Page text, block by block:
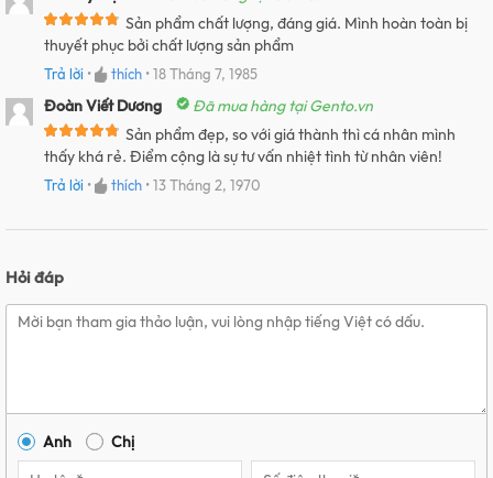
Sản phẩm chất lượng, đáng giá. Mình hoàn toàn bị
thuyết phục bởi chất lượng sản phẩm
Trả lời • thích •18 Tháng 7, 1985
Đoàn Viết Dương
Đã mua hàng tại Gento.vn
Sản phẩm đẹp, so với giá thành thì cá nhân mình
thấy khá rẻ. Điểm cộng là sự tư vấn nhiệt tình từ nhân viên!
Trả lời • thích •13 Tháng 2, 1970
Hỏi đáp
Anh Chị